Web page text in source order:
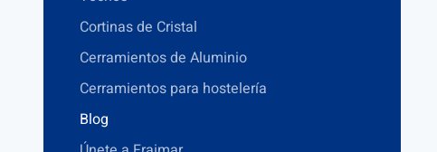
Cortinas de Cristal
Cerramientos de Aluminio
Cerramientos para hostelería
Blog